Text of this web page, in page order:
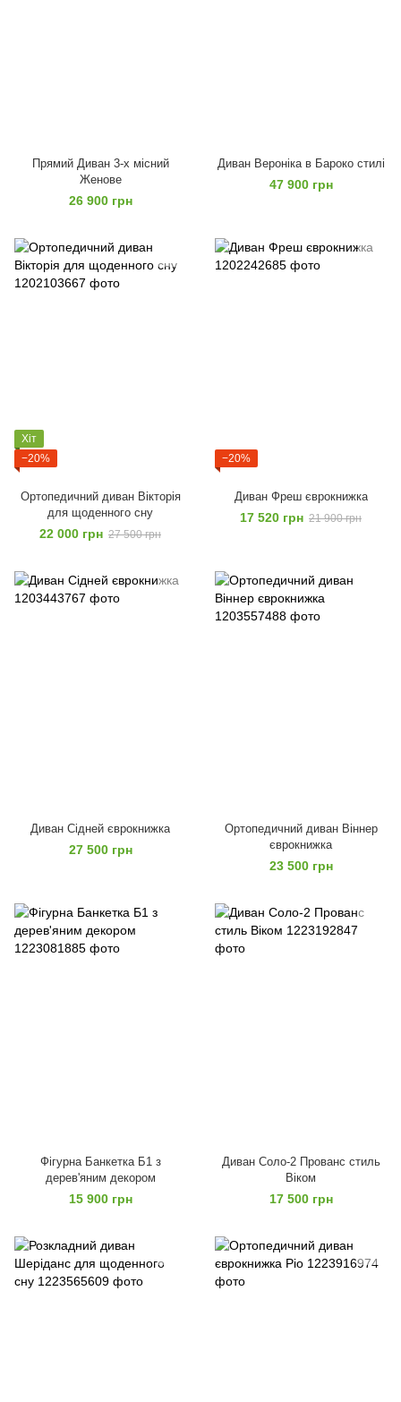
Прямий Диван 3-х місний
Женове
26 900 грн
Диван Вероніка в Бароко стилі
47 900 грн
Хіт
−20%
Ортопедичний диван Вікторія
для щоденного сну
22 000 грн 27 500 грн
−20%
Диван Фреш єврокнижка
17 520 грн 21 900 грн
Диван Сідней єврокнижка
27 500 грн
Ортопедичний диван Віннер
єврокнижка
23 500 грн
Фігурна Банкетка Б1 з
дерев'яним декором
15 900 грн
Диван Соло-2 Прованс стиль
Віком
17 500 грн